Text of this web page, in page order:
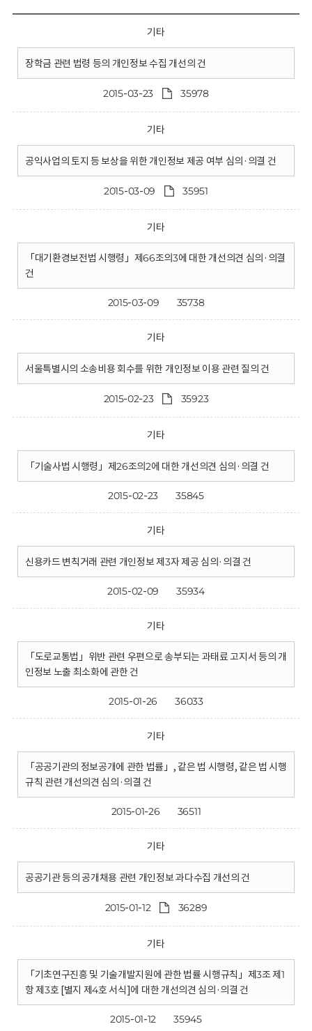
기타
장학금 관련 법령 등의 개인정보 수집 개선의 건
2015-03-23 35978
기타
공익사업의 토지 등 보상을 위한 개인정보 제공 여부 심의·의결 건
2015-03-09 35951
기타
「대기환경보전법 시행령」제66조의3에 대한 개선의견 심의·의결
건
2015-03-09 35738
기타
서울특별시의 소송비용 회수를 위한 개인정보 이용 관련 질의 건
2015-02-23 35923
기타
「기술사법 시행령」제26조의2에 대한 개선의견 심의·의결 건
2015-02-23 35845
기타
신용카드 변칙거래 관련 개인정보 제3자 제공 심의·의결 건
2015-02-09 35934
기타
「도로교통법」위반 관련 우편으로 송부되는 과태료 고지서 등의 개
인정보 노출 최소화에 관한 건
2015-01-26 36033
기타
「공공기관의 정보공개에 관한 법률」, 같은 법 시행령, 같은 법 시행
규칙 관련 개선의견 심의·의결 건
2015-01-26 36511
기타
공공기관 등의 공개채용 관련 개인정보 과다수집 개선의 건
2015-01-12 36289
기타
「기초연구진흥 및 기술개발지원에 관한 법률 시행규칙」제3조 제1
항 제3호 [별지 제4호 서식]에 대한 개선의견 심의·의결 건
2015-01-12 35945